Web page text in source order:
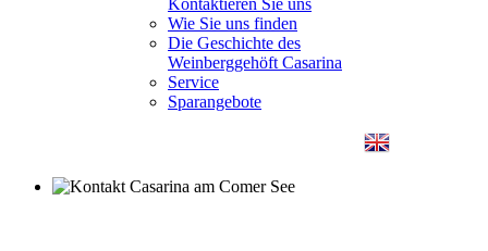
Wie Sie uns finden
Die Geschichte des
Weinberggehöft Casarina
Service
Sparangebote